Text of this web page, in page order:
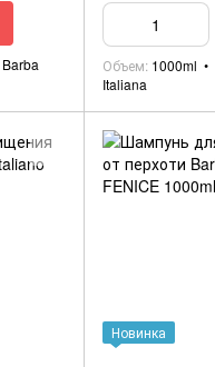
Barba
Объем 1000ml
Italiana
Новинка